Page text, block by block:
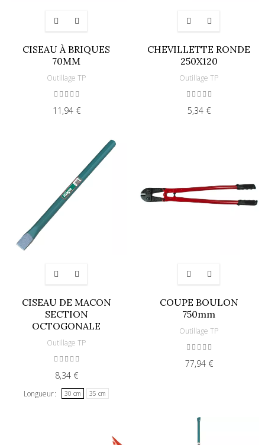
CISEAU À BRIQUES
70MM
Outillage TP
11,94 €
CHEVILLETTE RONDE
250X120
Outillage TP
5,34 €
CISEAU DE MACON
SECTION
OCTOGONALE
Outillage TP
8,34 €
Longueur 30 cm 35 cm
COUPE BOULON
750mm
Outillage TP
77,94 €